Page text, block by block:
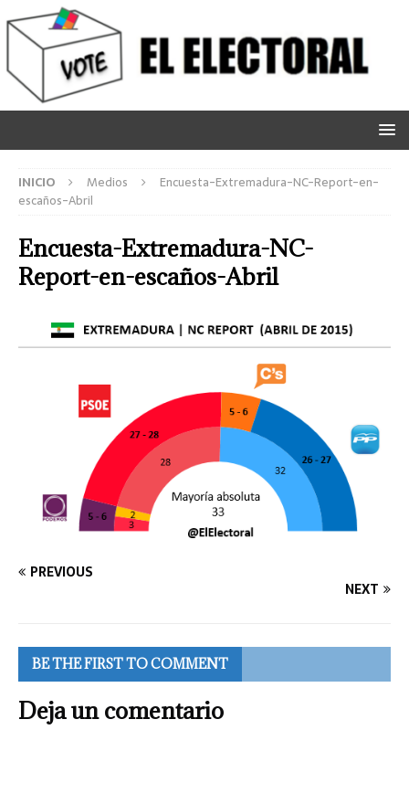
INICIO Medios
Encuesta-Extremadura-NC-Report-en-
escaños-Abril
Encuesta-Extremadura-NC-
Report-en-escaños-Abril
PREVIOUS
NEXT
BE THE FIRST TO COMMENT
Deja un comentario